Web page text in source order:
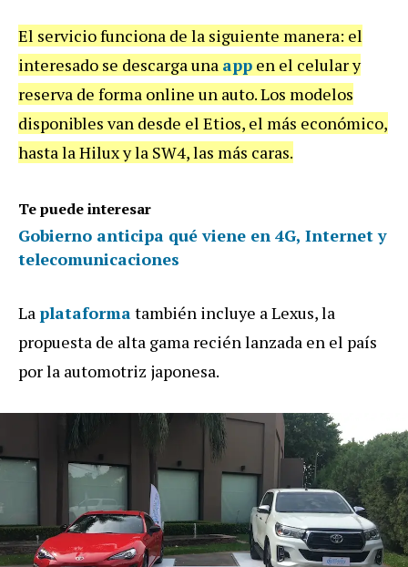
El servicio funciona de la siguiente manera: el
interesado se descarga una app en el celular y
reserva de forma online un auto. Los modelos
disponibles van desde el Etios, el más económico,
hasta la Hilux y la SW4, las más caras.
Te puede interesar
Gobierno anticipa qué viene en 4G, Internet y
telecomunicaciones
La plataforma también incluye a Lexus, la
propuesta de alta gama recién lanzada en el país
por la automotriz japonesa.